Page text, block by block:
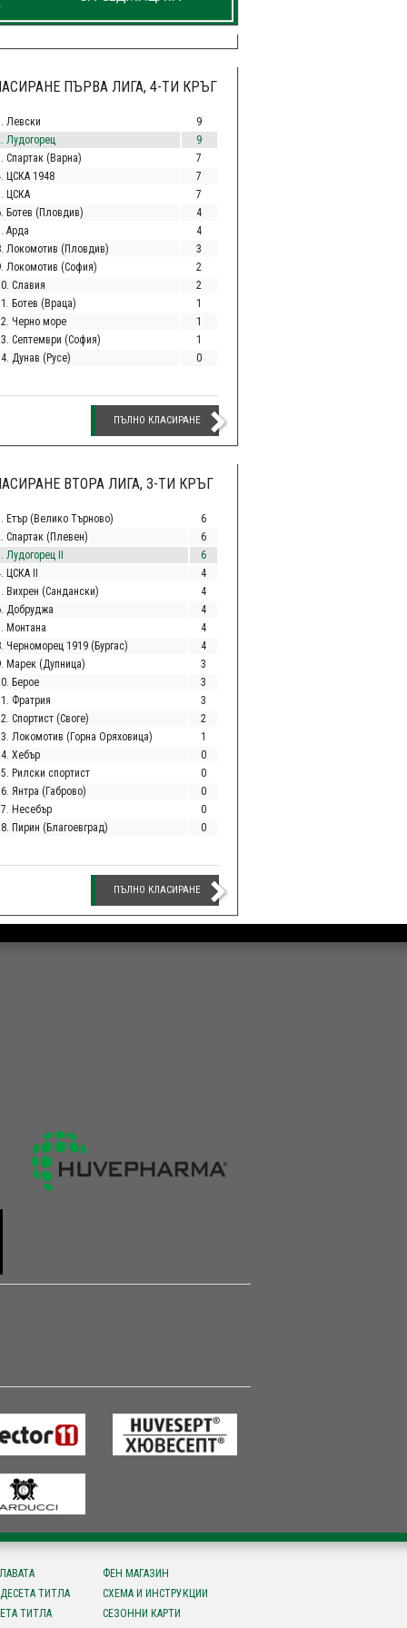
ПЪРВА ЛИГА, 4-ТИ КРЪГ
Левски
9
Лудогорец
9
Спартак (Варна)
7
ЦСКА 1948
7
ЦСКА
7
Ботев (Пловдив)
4
Арда
4
Локомотив (Пловдив)
3
Локомотив (София)
2
Славия
2
Ботев (Враца)
1
Черно море
1
Септември (София)
1
Дунав (Русе)
0
ПЪЛНО КЛАСИРАНЕ
ВТОРА ЛИГА, 3-ТИ КРЪГ
Етър (Велико Търново)
6
Спартак (Плевен)
6
Лудогорец II
6
ЦСКА II
4
Вихрен (Сандански)
4
Добруджа
4
Монтана
4
Черноморец 1919 (Бургас)
4
Марек (Дупница)
3
Берое
3
Фратрия
3
Спортист (Своге)
2
Локомотив (Горна Оряховица)
1
Хебър
0
Рилски спортист
0
Янтра (Габрово)
0
Несебър
0
Пирин (Благоевград)
0
ПЪЛНО КЛАСИРАНЕ
ТИТЛА
ТИТЛА
ФЕН МАГАЗИН
СХЕМА И ИНСТРУКЦИИ
СЕЗОННИ КАРТИ